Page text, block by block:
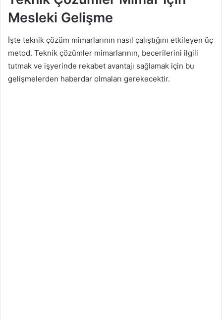
Mesleki Gelişme
İşte teknik çözüm mimarlarının nasıl çalıştığını etkileyen üç
metod. Teknik çözümler mimarlarının, becerilerini ilgili
tutmak ve işyerinde rekabet avantajı sağlamak için bu
gelişmelerden haberdar olmaları gerekecektir.